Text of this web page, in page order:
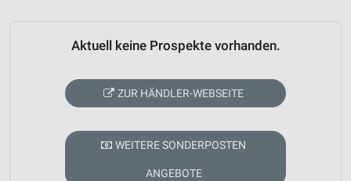
Aktuell keine Prospekte vorhanden.
ZUR HÄNDLER-WEBSEITE
WEITERE SONDERPOSTEN
ANGEBOTE